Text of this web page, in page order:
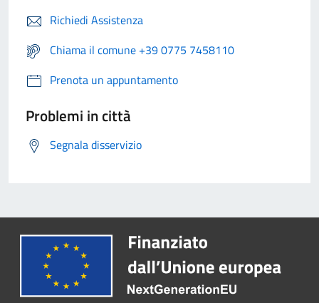
Richiedi Assistenza
Chiama il comune +39 0775 7458110
Prenota un appuntamento
Problemi in città
Segnala disservizio